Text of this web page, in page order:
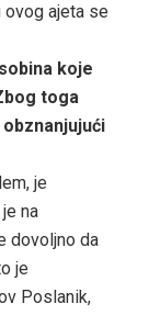
ovog ajeta se
koje
toga
je
na
dovoljno da
je
Poslanik,